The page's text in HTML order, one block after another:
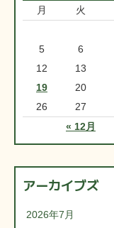
月
火
« 12月
5
6
12
13
19
20
26
27
アーカイブズ
2026年7月